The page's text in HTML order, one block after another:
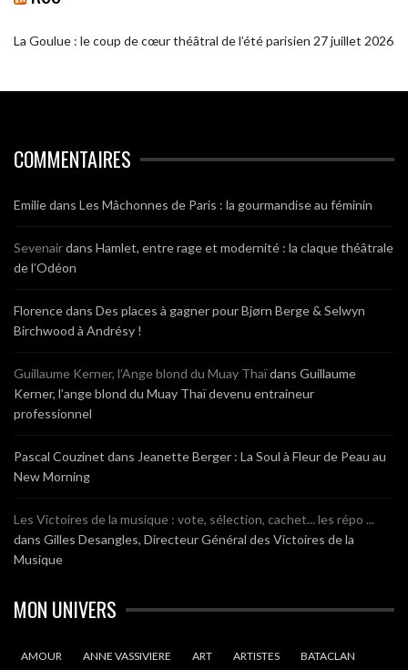
La Goulue : le coup de cœur théâtral de l’été parisien 27 juillet 2026
COMMENTAIRES
Emiliedans Les Mâchonnes de Paris : la gourmandise au féminin
Sevenairdans Hamlet, entre rage et modernité : la claque théâtrale
de l’Odéon
Florencedans Des places à gagner pour Bjørn Berge & Selwyn
Birchwood à Andrésy !
Guillaume Kerner, l’Ange blond du Muay Thaïdans Guillaume
Kerner, l’ange blond du Muay Thaï devenu entraineur
professionnel
Pascal Couzinet dans Jeanette Berger : La Soul à Fleur de Peau au
New Morning
Les Victoires de la musique : vote, sélection, cachet... les répo ...
dans Gilles Desangles, Directeur Général des Victoires de la
Musique
MON UNIVERS
AMOUR ANNE VASSIVIERE ART ARTISTES BATACLAN